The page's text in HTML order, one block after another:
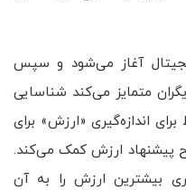
آغاز می‌شود و سپس
متمایز می‌کند شناسایی
اندازه‌گیری «ارزش» برای
پیشنهاد ارزش کمک می‌کند.
بیشترین ارزش را به آن